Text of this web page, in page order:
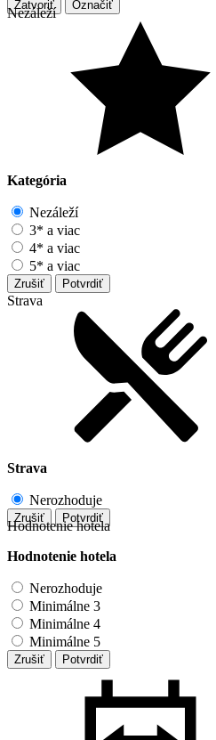
Zatvoriť Označiť
Nezáleží
Kategória
Nezáleží
3* a viac
4* a viac
5* a viac
Zrušiť Potvrdiť
Strava
Strava
Nerozhoduje
Zrušiť Potvrdiť
Hodnotenie hotela
Hodnotenie hotela
Nerozhoduje
Minimálne 3
Minimálne 4
Minimálne 5
Zrušiť Potvrdiť